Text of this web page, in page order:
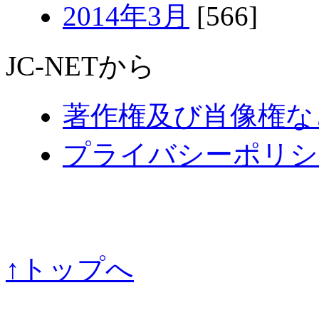
2014年3月 [566]
JC-NETから
著作権及び肖像権
プライバシーポリ
↑トップへ